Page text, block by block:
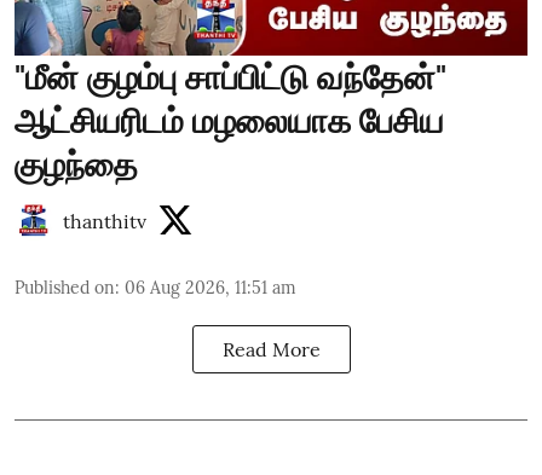
"மீன் குழம்பு சாப்பிட்டு வந்தேன்"
ஆட்சியரிடம் மழலையாக பேசிய
குழந்தை
thanthitv
Published on: 06 Aug 2026, 11:51 am
Read More